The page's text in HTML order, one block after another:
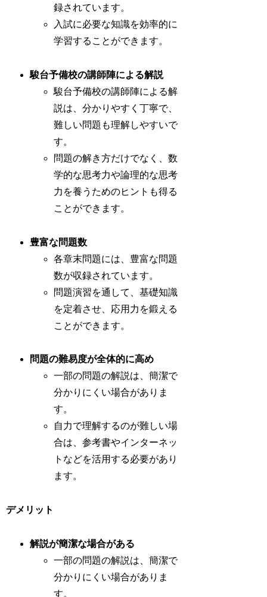
録されています。
入試に必要な知識を効率的に
学習することができます。
駿台予備校の講師陣による解説
駿台予備校の講師陣による解
説は、分かりやすく丁寧で、
難しい問題も理解しやすいで
す。
問題の解き方だけでなく、数
学的な思考力や論理的な思考
力を養うためのヒントも得る
ことができます。
豊富な問題数
各章末問題には、豊富な問題
数が収録されています。
問題演習を通して、基礎知識
を定着させ、応用力を鍛える
ことができます。
問題の難易度が全体的に高め
一部の問題の解説は、簡潔で
分かりにくい場合がありま
す。
自力で理解するのが難しい場
合は、参考書やインターネッ
トなどを活用する必要があり
ます。
デメリット
解説が簡潔な場合がある
一部の問題の解説は、簡潔で
分かりにくい場合がありま
す。